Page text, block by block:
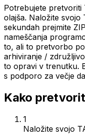
Potrebujete pretvoriti
olajša. Naložite svojo
sekundah prejmite
nameščanja
to, ali to pretvorbo
arhiviranje /
to opravi v trenutku.
s podporo za večje
Kako
1
Naložite svojo